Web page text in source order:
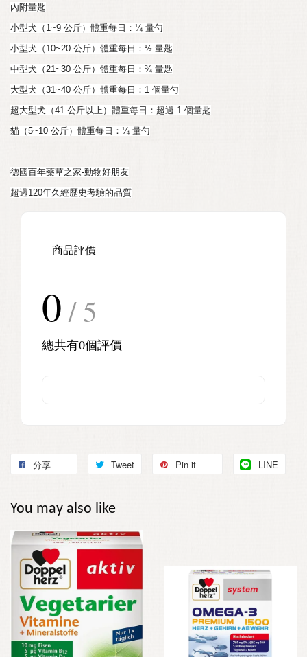
內附量匙
小型犬（1~9 公斤）體重每日：¼ 量勺
小型犬（10~20 公斤）體重每日：½ 量匙
中型犬（21~30 公斤）體重每日：¾ 量匙
大型犬（31~40 公斤）體重每日：1 個量勺
超大型犬（41 公斤以上）體重每日：超過 1 個量匙
貓（5~10 公斤）體重每日：¼ 量勺
德國百年藥草之家-動物好朋友
超過120年久經歷史考驗的品質
商品評價
0 / 5
總共有0個評價
分享 Tweet Pin it LINE
You may also like